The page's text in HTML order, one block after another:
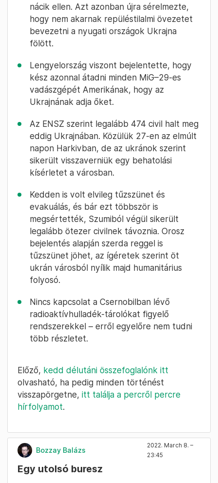
nácik ellen. Azt azonban újra sérelmezte,
hogy nem akarnak repüléstilalmi övezetet
bevezetni a nyugati országok Ukrajna
fölött.
Lengyelország viszont bejelentette, hogy
kész azonnal átadni minden MiG–29-es
vadászgépét Amerikának, hogy az
Ukrajnának adja őket.
Az ENSZ szerint legalább 474 civil halt meg
eddig Ukrajnában. Közülük 27-en az elmúlt
napon Harkivban, de az ukránok szerint
sikerült visszaverniük egy behatolási
kísérletet a városban.
Kedden is volt elvileg tűzszünet és
evakuálás, és bár ezt többször is
megsértették, Szumiból végül sikerült
legalább ötezer civilnek távoznia. Orosz
bejelentés alapján szerda reggel is
tűzszünet jöhet, az ígéretek szerint öt
ukrán városból nyílik majd humanitárius
folyosó.
Nincs kapcsolat a Csernobilban lévő
radioaktívhulladék-tárolókat figyelő
rendszerekkel – erről egyelőre nem tudni
több részletet.
Előző, kedd délutáni összefoglalónk itt
olvasható, ha pedig minden történést
visszapörgetne, itt találja a percről percre
hírfolyamot.
Bozzay Balázs
2022. March 8. –
23:45
Egy utolsó buresz